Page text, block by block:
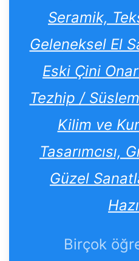
Seramik,
Geleneksel El
Eski Çini
Tezhip /
Kilim ve
Tasarımcısı,
Güzel
Birçok